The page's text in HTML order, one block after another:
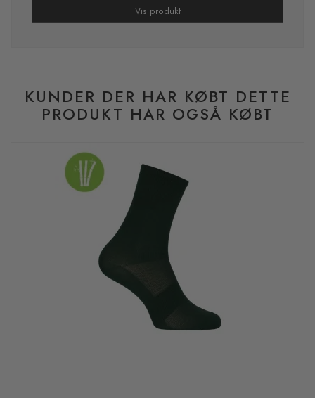
Vis produkt
KUNDER DER HAR KØBT DETTE
PRODUKT HAR OGSÅ KØBT